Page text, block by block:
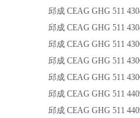
邱成 CEAG GHG 511
邱成 CEAG GHG 511
邱成 CEAG GHG 511
邱成 CEAG GHG 511
邱成 CEAG GHG 511
邱成 CEAG GHG 511
邱成 CEAG GHG 511